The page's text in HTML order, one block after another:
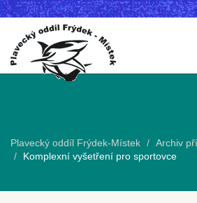
Plavecký oddíl Frýdek-Místek
Archiv
Komplexní vyšetření pro sportovce